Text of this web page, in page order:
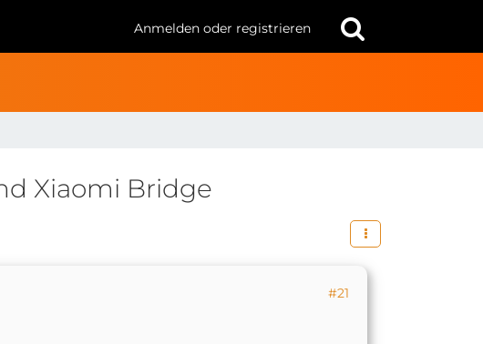
Anmelden oder registrieren
Xiaomi Bridge
#21